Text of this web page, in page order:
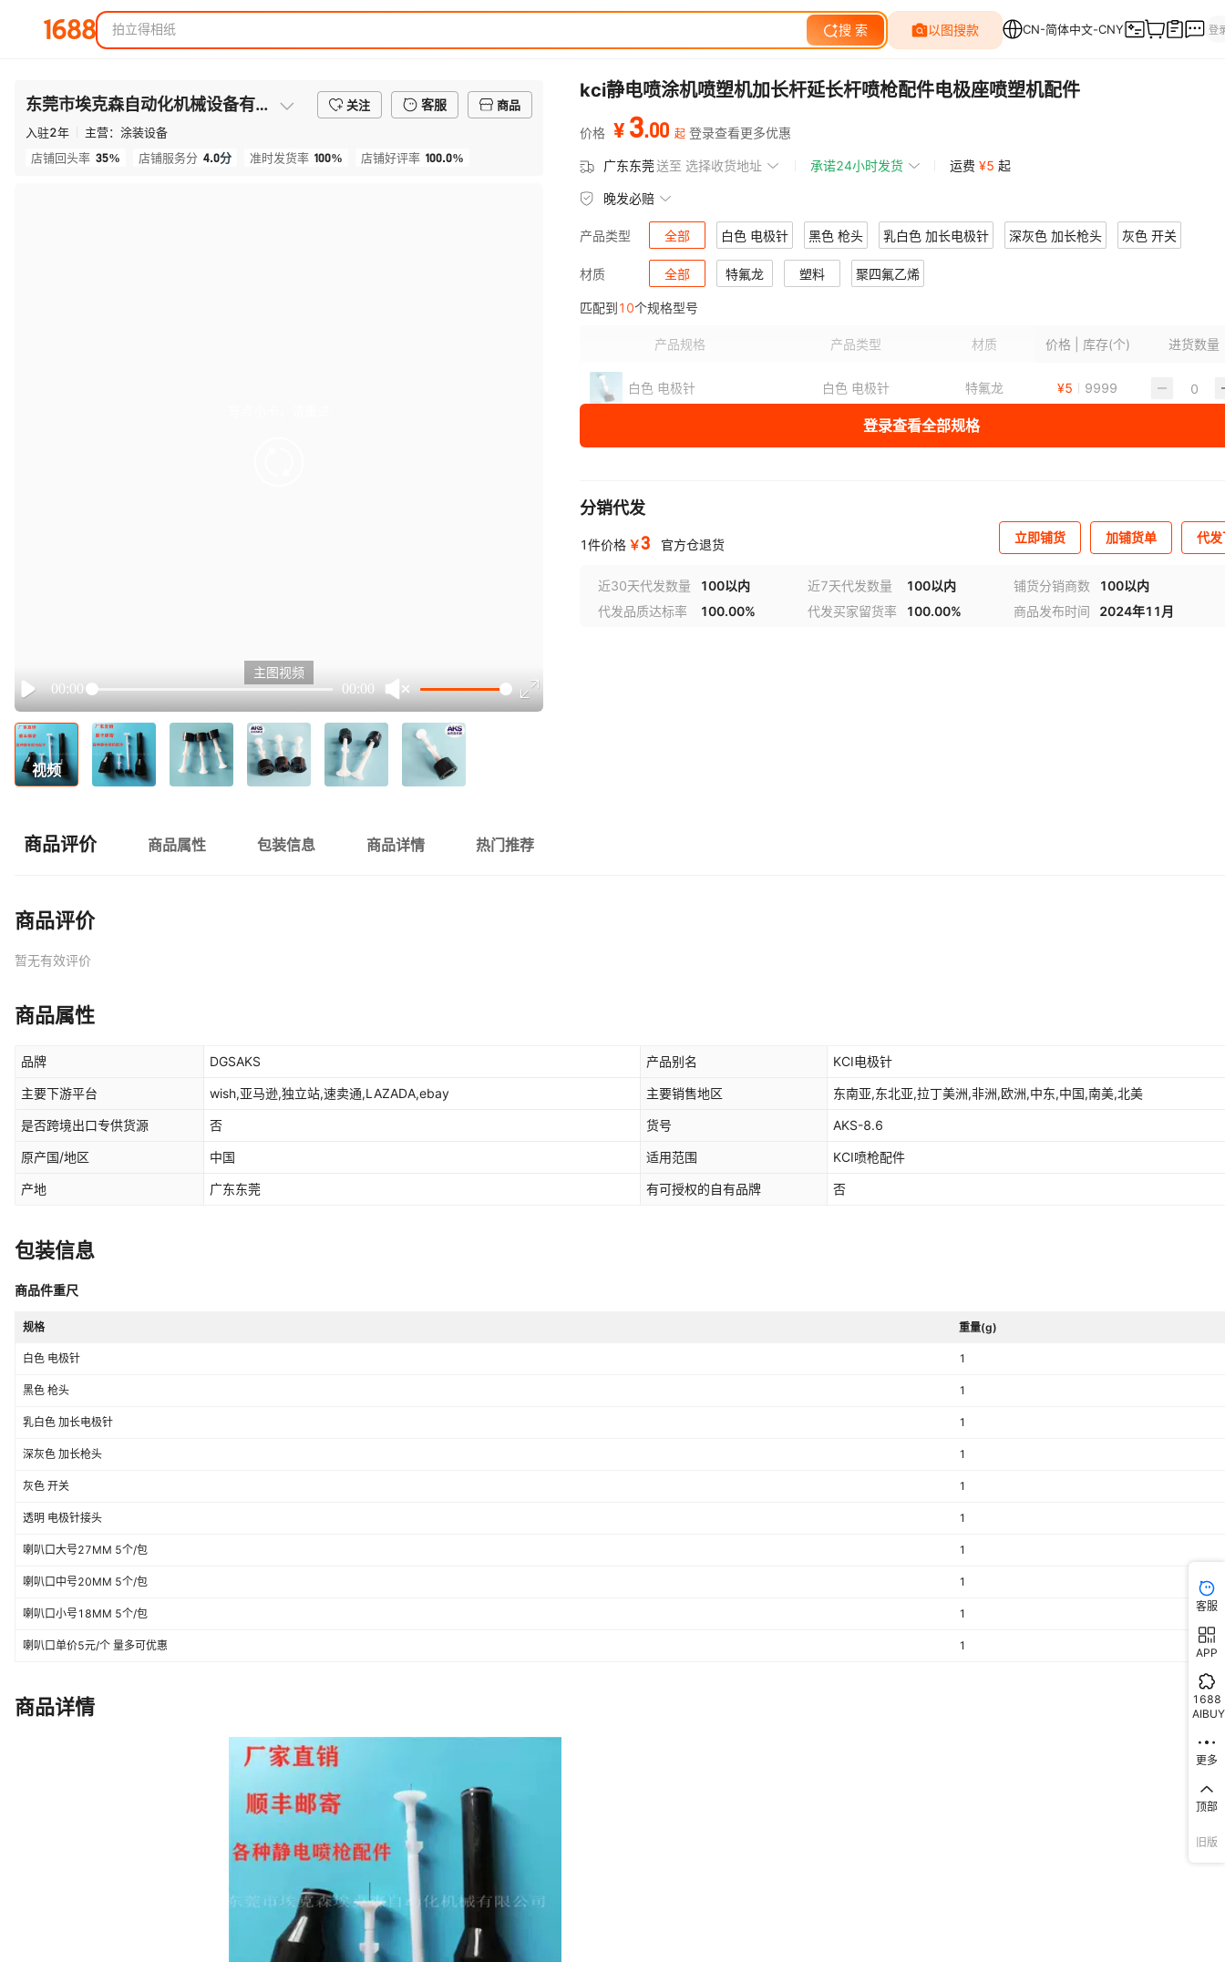
东莞市埃克森自动化机械设备有限公司 关注 客服
商品
入驻2年 主营： 涂装设备
店铺回头率 35% 店铺服务分 4.0分 准时发货率 100% 店铺好评率 100.0%
Play
00:00 00:00
主图视频
视频
kci静电喷涂机喷塑机加长杆延长杆喷枪配件电极座喷塑机配件
价格 ¥ 3.00 起 登录查看更多优惠
广东东莞送至 选择收货地址 承诺24小时发货 运费 ¥5 起
晚发必赔
产品类型 全部 白色 电极针 黑色 枪头 乳白色 加长电极针 深灰色 加长枪头 灰色 开关
透明 电极针接头 喇叭口大号27MM 5个/包喇叭口中号20MM 5个/包
喇叭口单价5元/个 量多可优惠
材质 全部 特氟龙 塑料 聚四氟乙烯
匹配到10个规格型号
产品规格 产品类型 材质 价格 | 库存(个) 进货数量
白色 电极针 白色 电极针 特氟龙 ¥5 9999
深灰色 加长枪头 聚四氟乙烯 ¥18 9999
灰色 开关 灰色 开关 聚四氟乙烯 ¥3 99999
登录查看全部规格
分销代发
1件价格 ￥3 官方仓退货 立即铺货 加铺货单 代
近30天代发数量 100以内 近7天代发数量 100以内 铺货分销商数
100以内
代发品质达标率
100.00% 代发买家留货率 100.00% 商品发布时间 2024年11月
商品评价 商品属性 包装信息 商品详情 热门推荐
商品评价
暂无有效评价
商品属性
品牌 DGSAKS 产品别名 KCI电极针
主要下游平台 wish,亚马逊,独立站,速卖通,LAZADA,ebay 主要销售地区 东南亚,东北亚,拉丁美洲,非洲,欧洲,中东,中国,南美,北美
是否跨境出口专供货源 否 货号 AKS-8.6
原产国/地区 中国 适用范围 KCI喷枪配件
产地 广东东莞 有可授权的自有品牌 否
包装信息
商品件重尺
规格 重量(g)
白色 电极针 1
黑色 枪头 1
乳白色 加长电极针 1
深灰色 加长枪头 1
灰色 开关 1
透明 电极针接头 1
喇叭口大号27MM 5个/包 1
喇叭口中号20MM 5个/包 1
喇叭口小号18MM 5个/包 1
喇叭口单价5元/个 量多可优惠 1
商品详情
客服
APP
1688
AIBUY
更多
顶部
旧版